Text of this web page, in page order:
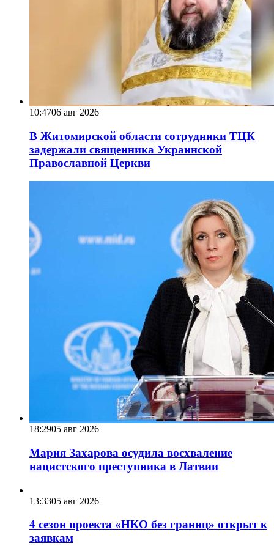
10:4706 авг 2026
В Житомирской области сотрудники ТЦК
задержали священника Украинской
Православной Церкви
18:2905 авг 2026
Мария Захарова осудила восхваление
нацистского преступника в Латвии
13:3305 авг 2026
4 сезон проекта «НКО без границ» открыт к
заявкам